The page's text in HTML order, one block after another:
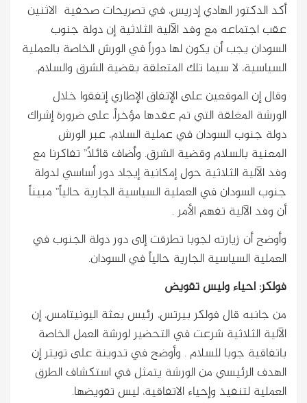
أكد الدكتور الهادي إدريس، في تصريحات صحفية الاثنين
عقب اجتماعه مع وفد الآلية الثلاثية إن دولة جنوب
السودان يجب أن يكون لها دوراً في الورش الخاصة بالعملية
السياسية، لا سيما تلك المتعلقة بقضية الشرق والسلام.
وقال إن الموقعين على الإتفاق الإطاري إتفقوا خلال
الورشة المغلقة التي تم عقدها مؤخراً، على ضرورة إشراك
دولة جنوب السودان في عملية السلام، عبر الورش
المعنية بالسلام وقضية الشرق. وأضاف قائلاً” تفاكرنا مع
وفد الآلية الثلاثية حول إمكانية إيجاد دور أساسي لدولة
جنوب السودان في العملية السياسية الجارية حالياً” مبيناً
أن وفد الآلية تفهم الأمر .
وأوضح أن زيارته لجوبا تطرقت إلى دور دولة الجنوب في
العملية السياسية الجارية حالياً في السودان.
فولكر: احياء وليس تقويض
من جانبه قال فولكر بيرتس، رئيس بعثة اليونيتامس، إن
الآلية الثلاثية شرعت في التحضير لورشة العمل الخاصة
باتفاقية جوبا للسلام . وأوضح في تدوينة على تويتر إن
الهدف الرئيسي من الورشة يتمثل في استكشاف الطرق
العملية لتنفيذ وإحياء الاتفاقية، ليس تقويضها.